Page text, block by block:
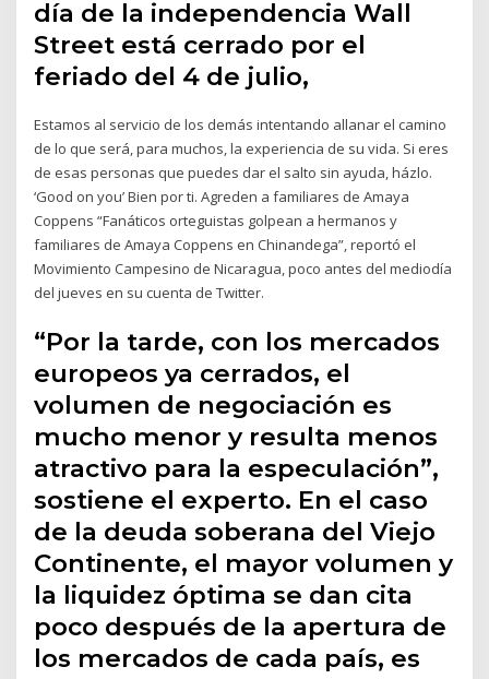
día de la independencia Wall
Street está cerrado por el
feriado del 4 de julio,
Estamos al servicio de los demás intentando allanar el camino
de lo que será, para muchos, la experiencia de su vida. Si eres
de esas personas que puedes dar el salto sin ayuda, házlo.
‘Good on you’ Bien por ti. Agreden a familiares de Amaya
Coppens “Fanáticos orteguistas golpean a hermanos y
familiares de Amaya Coppens en Chinandega”, reportó el
Movimiento Campesino de Nicaragua, poco antes del mediodía
del jueves en su cuenta de Twitter.
“Por la tarde, con los mercados
europeos ya cerrados, el
volumen de negociación es
mucho menor y resulta menos
atractivo para la especulación”,
sostiene el experto. En el caso
de la deuda soberana del Viejo
Continente, el mayor volumen y
la liquidez óptima se dan cita
poco después de la apertura de
los mercados de cada país, es